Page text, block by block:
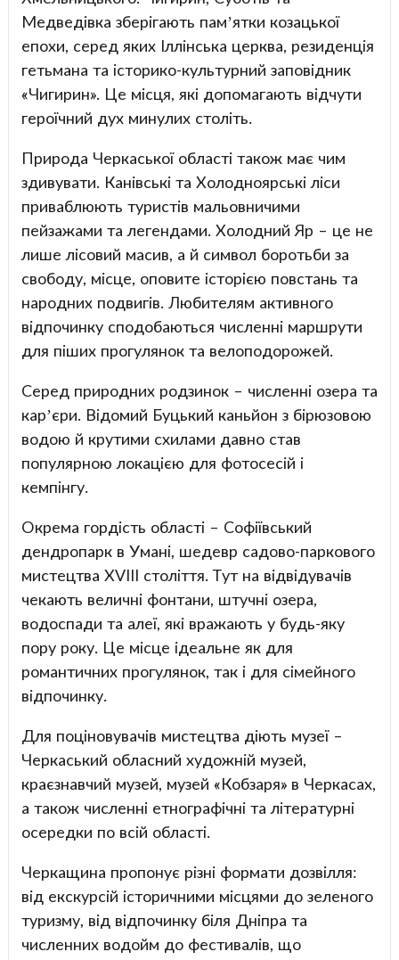
Медведівка зберігають пам’ятки козацької
епохи, серед яких Іллінська церква, резиденція
гетьмана та історико-культурний заповідник
«Чигирин». Це місця, які допомагають відчути
героїчний дух минулих століть.
Природа Черкаської області також має чим
здивувати. Канівські та Холодноярські ліси
приваблюють туристів мальовничими
пейзажами та легендами. Холодний Яр – це не
лише лісовий масив, а й символ боротьби за
свободу, місце, оповите історією повстань та
народних подвигів. Любителям активного
відпочинку сподобаються численні маршрути
для піших прогулянок та велоподорожей.
Серед природних родзинок – численні озера та
кар’єри. Відомий Буцький каньйон з бірюзовою
водою й крутими схилами давно став
популярною локацією для фотосесій і
кемпінгу.
Окрема гордість області – Софіївський
дендропарк в Умані, шедевр садово-паркового
мистецтва XVIII століття. Тут на відвідувачів
чекають величні фонтани, штучні озера,
водоспади та алеї, які вражають у будь-яку
пору року. Це місце ідеальне як для
романтичних прогулянок, так і для сімейного
відпочинку.
Для поціновувачів мистецтва діють музеї –
Черкаський обласний художній музей,
краєзнавчий музей, музей «Кобзаря» в Черкасах,
а також численні етнографічні та літературні
осередки по всій області.
Черкащина пропонує різні формати дозвілля:
від екскурсій історичними місцями до зеленого
туризму, від відпочинку біля Дніпра та
численних водойм до фестивалів, що